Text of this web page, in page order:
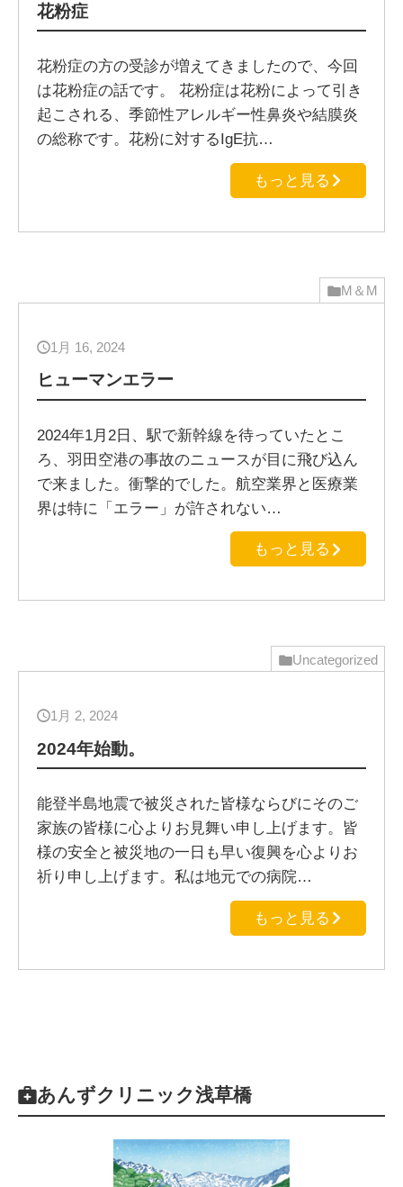
花粉症
花粉症の方の受診が増えてきましたので、今回
は花粉症の話です。 花粉症は花粉によって引き
起こされる、季節性アレルギー性鼻炎や結膜炎
の総称です。花粉に対するIgE抗…
もっと見る
M＆M
1月 16, 2024
ヒューマンエラー
2024年1月2日、駅で新幹線を待っていたとこ
ろ、羽田空港の事故のニュースが目に飛び込ん
で来ました。衝撃的でした。航空業界と医療業
界は特に「エラー」が許されない…
もっと見る
Uncategorized
1月 2, 2024
2024年始動。
能登半島地震で被災された皆様ならびにそのご
家族の皆様に心よりお見舞い申し上げます。皆
様の安全と被災地の一日も早い復興を心よりお
祈り申し上げます。私は地元での病院…
もっと見る
あんずクリニック浅草橋